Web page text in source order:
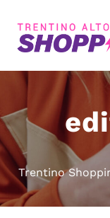
Trentino